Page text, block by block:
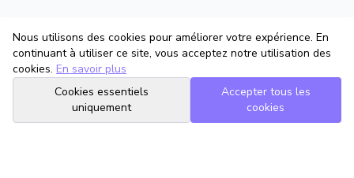
Nous utilisons des cookies pour améliorer votre expérience. En
continuant à utiliser ce site, vous acceptez notre utilisation des
cookies. En savoir plus
Cookies essentiels
uniquement
Accepter tous les
cookies